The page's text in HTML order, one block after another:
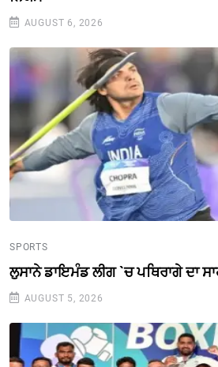
AUGUST 6, 2026
SPORTS
ਲੁਸਾਨੇ ਡਾਇਮੰਡ ਲੀਗ `ਚ ਪਥਿਰਾਗੇ ਦਾ
AUGUST 5, 2026